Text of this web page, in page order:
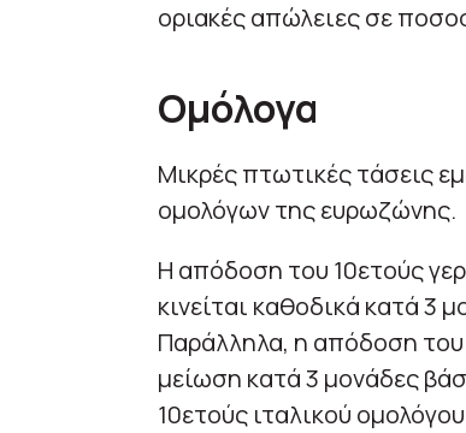
οριακές απώλειες σε
Ομόλογα
Μικρές πτωτικές τάσεις
ομολόγων της ευρωζώνης.
Η απόδοση του 10ετούς
κινείται καθοδικά κατά 3
Παράλληλα, η απόδοση του
μείωση κατά 3 μονάδες
10ετούς ιταλικού